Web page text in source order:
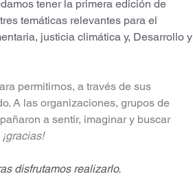
tener la primera edición de
temáticas relevantes para el
justicia climática y, Desarrollo y
permitirnos, a través de sus
A las organizaciones, grupos de
a sentir, imaginar y buscar
¡gracias!
disfrutamos realizarlo.